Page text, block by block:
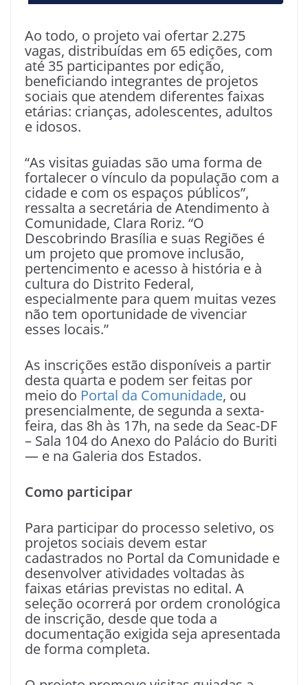
Ao todo, o projeto vai ofertar 2.275
vagas, distribuídas em 65 edições, com
até 35 participantes por edição,
beneficiando integrantes de projetos
sociais que atendem diferentes faixas
etárias: crianças, adolescentes, adultos
e idosos.
“As visitas guiadas são uma forma de
fortalecer o vínculo da população com a
cidade e com os espaços públicos”,
ressalta a secretária de Atendimento à
Comunidade, Clara Roriz. “O
Descobrindo Brasília e suas Regiões é
um projeto que promove inclusão,
pertencimento e acesso à história e à
cultura do Distrito Federal,
especialmente para quem muitas vezes
não tem oportunidade de vivenciar
esses locais.”
As inscrições estão disponíveis a partir
desta quarta e podem ser feitas por
meio do Portal da Comunidade, ou
presencialmente, de segunda a sexta-
feira, das 8h às 17h, na sede da Seac-DF
– Sala 104 do Anexo do Palácio do Buriti
— e na Galeria dos Estados.
Como participar
Para participar do processo seletivo, os
projetos sociais devem estar
cadastrados no Portal da Comunidade e
desenvolver atividades voltadas às
faixas etárias previstas no edital. A
seleção ocorrerá por ordem cronológica
de inscrição, desde que toda a
documentação exigida seja apresentada
de forma completa.